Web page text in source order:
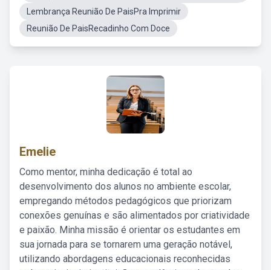
Lembrança Reunião De PaisPra Imprimir
Reunião De PaisRecadinho Com Doce
Emelie
Como mentor, minha dedicação é total ao
desenvolvimento dos alunos no ambiente escolar,
empregando métodos pedagógicos que priorizam
conexões genuínas e são alimentados por criatividade
e paixão. Minha missão é orientar os estudantes em
sua jornada para se tornarem uma geração notável,
utilizando abordagens educacionais reconhecidas